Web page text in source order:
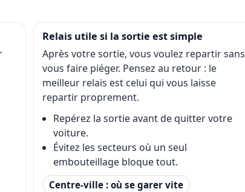
Relais utile si la sortie est simple
Après votre sortie, vous voulez repartir sans
vous faire piéger. Pensez au retour : le
meilleur relais est celui qui vous laisse
repartir proprement.
Repérez la sortie avant de quitter votre
voiture.
Évitez les secteurs où un seul
embouteillage bloque tout.
Centre-ville : où se garer vite